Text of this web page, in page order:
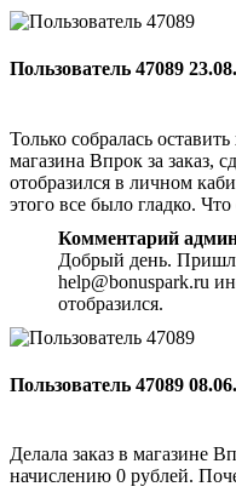
Пользователь 47089
Только собралась
магазина Впрок за заказ,
отобразился в личном
этого все было гладко. Что
Комментарий
Добрый день.
help@bonuspark.ru
отобразился.
Пользователь 47089
Делала заказ в магазине
начислению 0 рублей.